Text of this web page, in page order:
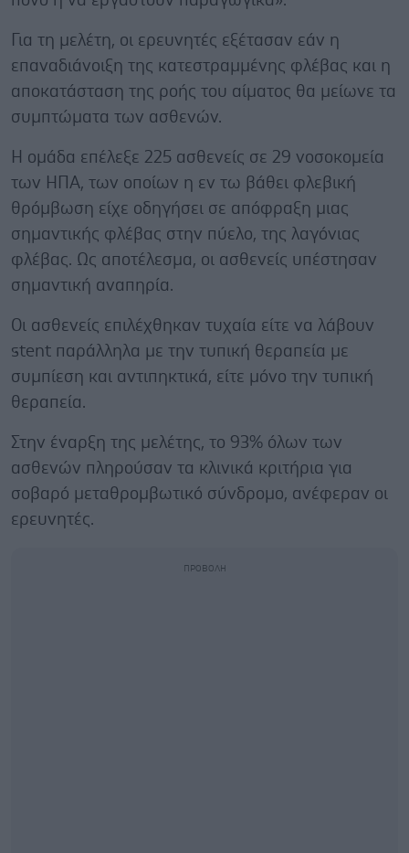
Για τη μελέτη, οι ερευνητές εξέτασαν εάν η
επαναδιάνοιξη της κατεστραμμένης φλέβας και η
αποκατάσταση της ροής του αίματος θα μείωνε τα
συμπτώματα των ασθενών.
Η ομάδα επέλεξε 225 ασθενείς σε 29 νοσοκομεία
των ΗΠΑ, των οποίων η εν τω βάθει φλεβική
θρόμβωση είχε οδηγήσει σε απόφραξη μιας
σημαντικής φλέβας στην πύελο, της λαγόνιας
φλέβας. Ως αποτέλεσμα, οι ασθενείς υπέστησαν
σημαντική αναπηρία.
Οι ασθενείς επιλέχθηκαν τυχαία είτε να λάβουν
stent παράλληλα με την τυπική θεραπεία με
συμπίεση και αντιπηκτικά, είτε μόνο την τυπική
θεραπεία.
Στην έναρξη της μελέτης, το 93% όλων των
ασθενών πληρούσαν τα κλινικά κριτήρια για
σοβαρό μεταθρομβωτικό σύνδρομο, ανέφεραν οι
ερευνητές.